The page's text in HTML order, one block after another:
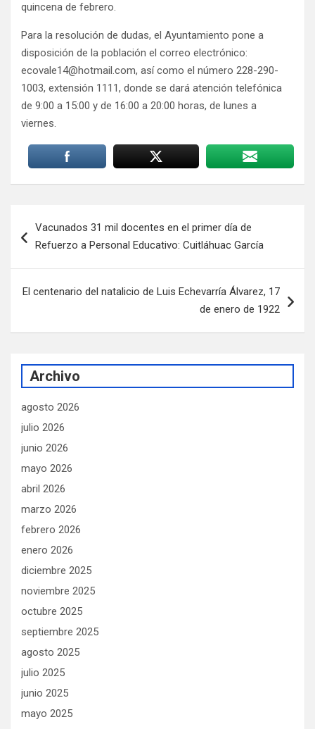
quincena de febrero.
Para la resolución de dudas, el Ayuntamiento pone a
disposición de la población el correo electrónico:
ecovale14@hotmail.com, así como el número 228-290-
1003, extensión 1111, donde se dará atención telefónica
de 9:00 a 15:00 y de 16:00 a 20:00 horas, de lunes a
viernes.
de
Vacunados 31 mil docentes en el primer día de
Refuerzo a Personal Educativo: Cuitláhuac García
El centenario del natalicio de Luis Echevarría Álvarez, 17
de enero de 1922
Archivo
agosto 2026
julio 2026
junio 2026
mayo 2026
abril 2026
marzo 2026
febrero 2026
enero 2026
diciembre 2025
noviembre 2025
octubre 2025
septiembre 2025
agosto 2025
julio 2025
junio 2025
mayo 2025